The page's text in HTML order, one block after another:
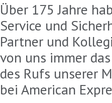
Über 175 Jahre
Service und
Partner und
von uns immer
des Rufs unserer
bei American